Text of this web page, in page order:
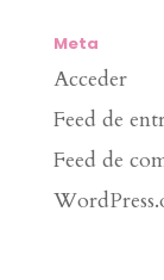
Meta
Acceder
Feed de
Feed de